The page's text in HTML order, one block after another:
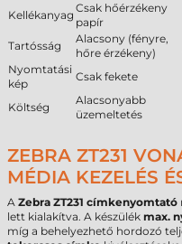
Kellékanyag
Csak hőérzékeny
papír
Tartósság
Alacsony (fényre,
hőre érzékeny)
Nyomtatási
kép
Csak fekete
Költség
Alacsonyabb
üzemeltetés
ZEBRA ZT231
MÉDIA KEZELÉS
A Zebra ZT231 címkenyomtató
lett kialakítva. A készülék max.
míg a behelyezhető hordozó